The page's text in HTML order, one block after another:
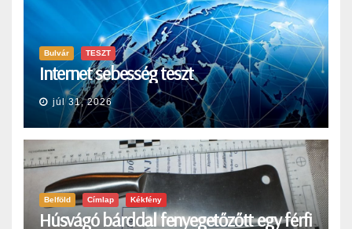
Bulvár TESZT
Internet sebesség teszt
júl 31, 2026
Belföld Címlap Kékfény
Húsvágó bárddal fenyegetőzőtt egy férfi